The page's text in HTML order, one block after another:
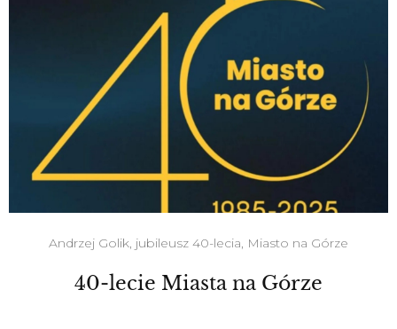
Andrzej Golik, jubileusz 40-lecia, Miasto na Górze
40-lecie Miasta na Górze